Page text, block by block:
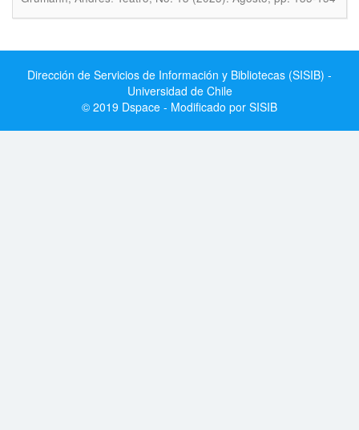
Dirección de Servicios de Información y Bibliotecas (SISIB) -
Universidad de Chile
© 2019 Dspace - Modificado por SISIB